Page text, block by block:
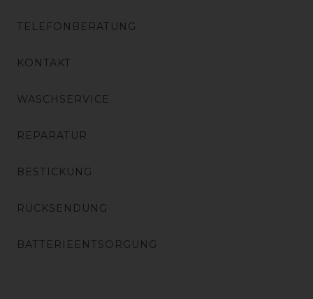
TELEFONBERATUNG
KONTAKT
WASCHSERVICE
REPARATUR
BESTICKUNG
RÜCKSENDUNG
BATTERIEENTSORGUNG